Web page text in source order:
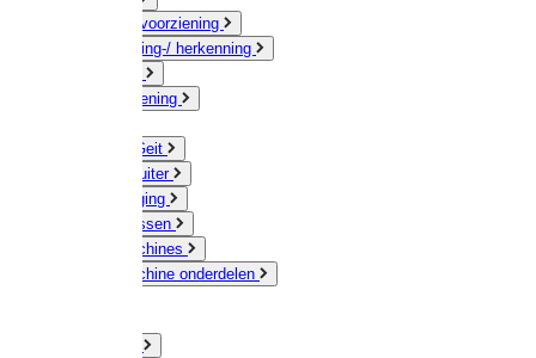
Drinkwatervoorziening
Veemarkering-/ herkenning
Voervoorziening
Schaap / Geit
Paard & Ruiter
Veeverzorging
Scheermessen
Scheermachines
Scheermachine onderdelen